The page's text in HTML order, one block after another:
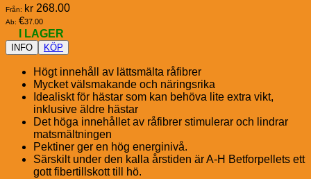
Från: kr 268.00
Ab: €37.00
I LAGER
INFO KÖP
Högt innehåll av lättsmälta råfibrer
Mycket välsmakande och näringsrika
Idealiskt för hästar som kan behöva lite extra vikt,
inklusive äldre hästar
Det höga innehållet av råfibrer stimulerar och lindrar
matsmältningen
Pektiner ger en hög energinivå.
Särskilt under den kalla årstiden är A-H Betforpellets ett
gott fibertillskott till hö.